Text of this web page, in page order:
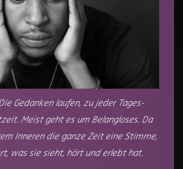
Gedanken laufen, zu jeder Tages-
Meist geht es um Belangloses. Da
Inneren die ganze Zeit eine Stimme,
was sie sieht, hört und erlebt hat.